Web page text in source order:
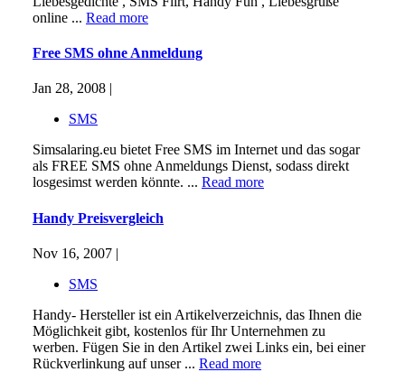
online ... Read more
Free SMS ohne Anmeldung
Jan 28, 2008 |
SMS
Simsalaring.eu bietet Free SMS im Internet und das sogar
als FREE SMS ohne Anmeldungs Dienst, sodass direkt
losgesimst werden könnte. ... Read more
Handy Preisvergleich
Nov 16, 2007 |
SMS
Handy- Hersteller ist ein Artikelverzeichnis, das Ihnen die
Möglichkeit gibt, kostenlos für Ihr Unternehmen zu
werben. Fügen Sie in den Artikel zwei Links ein, bei einer
Rückverlinkung auf unser ... Read more